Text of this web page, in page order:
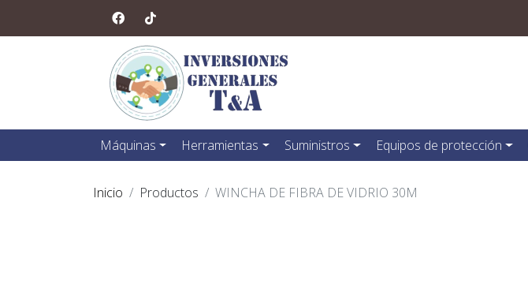
Máquinas Herramientas Suministros Equipos de protección
Inicio Productos WINCHA DE FIBRA DE VIDRIO 30M